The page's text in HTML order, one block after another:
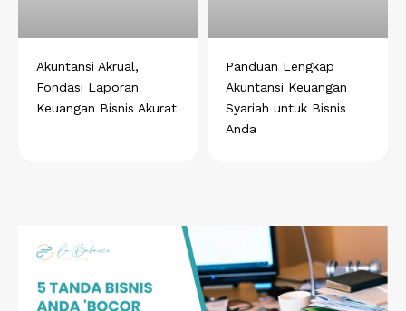
Akuntansi Akrual,
Fondasi Laporan
Keuangan Bisnis Akurat
Panduan Lengkap
Akuntansi Keuangan
Syariah untuk Bisnis
Anda